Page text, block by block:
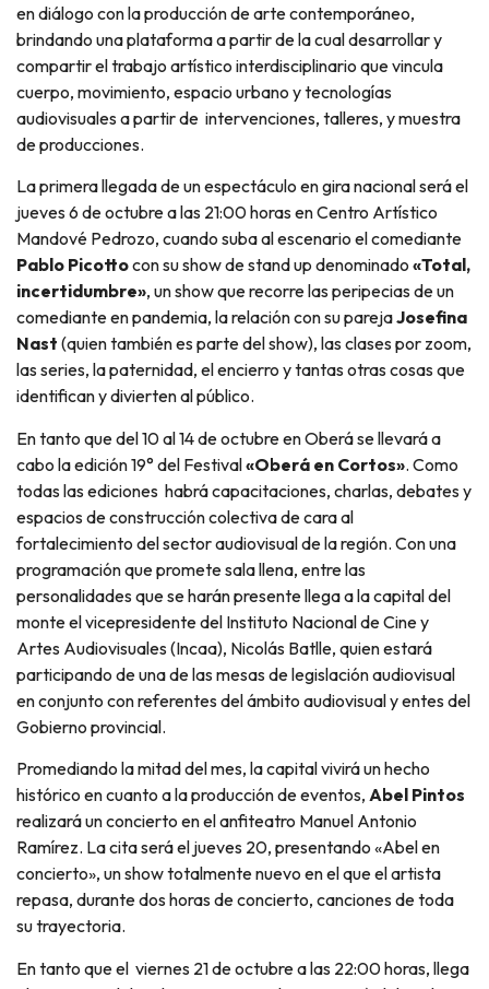
en diálogo con la producción de arte contemporáneo,
brindando una plataforma a partir de la cual desarrollar y
compartir el trabajo artístico interdisciplinario que vincula
cuerpo, movimiento, espacio urbano y tecnologías
audiovisuales a partir de intervenciones, talleres, y muestra
de producciones.
La primera llegada de un espectáculo en gira nacional será el
jueves 6 de octubre a las 21:00 horas en Centro Artístico
Mandové Pedrozo, cuando suba al escenario el comediante
Pablo Picottocon su show de stand up denominado «Total,
incertidumbre», un show que recorre las peripecias de un
comediante en pandemia, la relación con su parejaJosefina
Nast (quien también es parte del show), las clases por zoom,
las series, la paternidad, el encierro y tantas otras cosas que
identifican y divierten al público.
En tanto que del 10 al 14 de octubre en Oberá se llevará a
cabo la edición 19° del Festival«Oberá en Cortos». Como
todas las ediciones habrá capacitaciones, charlas, debates y
espacios de construcción colectiva de cara al
fortalecimiento del sector audiovisual de la región. Con una
programación que promete sala llena, entre las
personalidades que se harán presente llega a la capital del
monte el vicepresidente del Instituto Nacional de Cine y
Artes Audiovisuales (Incaa), Nicolás Batlle, quien estará
participando de una de las mesas de legislación audiovisual
en conjunto con referentes del ámbito audiovisual y entes del
Gobierno provincial.
Promediando la mitad del mes, la capital vivirá un hecho
histórico en cuanto a la producción de eventos, Abel Pintos
realizará un concierto en el anfiteatro Manuel Antonio
Ramírez. La cita será el jueves 20, presentando «Abel en
concierto», un show totalmente nuevo en el que el artista
repasa, durante dos horas de concierto, canciones de toda
su trayectoria.
En tanto que el viernes 21 de octubre a las 22:00 horas, llega